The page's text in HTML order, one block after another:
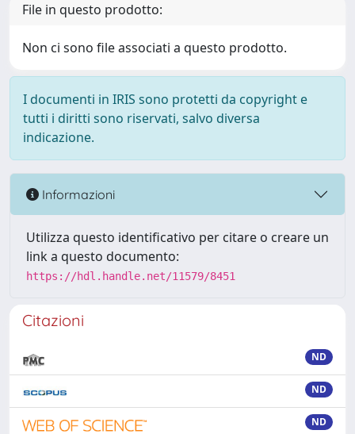
File in questo prodotto:
Non ci sono file associati a questo prodotto.
I documenti in IRIS sono protetti da copyright e
tutti i diritti sono riservati, salvo diversa
indicazione.
Informazioni
Utilizza questo identificativo per citare o creare un
link a questo documento:
https://hdl.handle.net/11579/8451
Citazioni
ND
ND
ND